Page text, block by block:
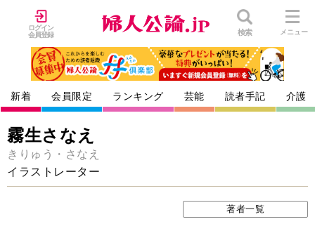
ログイン
会員登録
検索 メニュー
新着 会員限定 ランキング 芸能 読者手記 介護
霧生さなえ
きりゅう・さなえ
イラストレーター
著者一覧